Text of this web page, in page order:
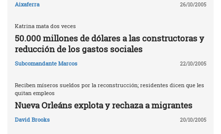
Aixaferra 26/10/2005
Katrina mata dos veces
50.000 millones de dólares a las constructoras y
reducción de los gastos sociales
Subcomandante Marcos 22/10/2005
Reciben míseros sueldos por la reconstrucción; residentes dicen que les
quitan empleos
Nueva Orleáns explota y rechaza a migrantes
David Brooks 20/10/2005